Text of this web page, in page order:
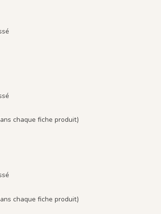
chaque fiche produit)
chaque fiche produit)